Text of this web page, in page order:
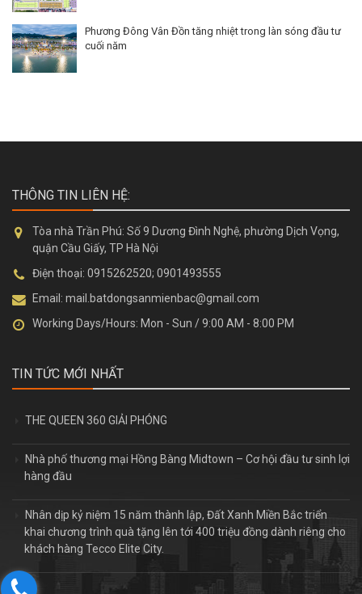
Phương Đông Vân Đồn tăng nhiệt trong làn sóng đầu tư
THÔNG TIN LIÊN HỆ:
Tòa nhà Trần Phú: Số 9 Dương Đình Nghệ, phường Dịch Vọng,
quận Cầu Giấy, TP Hà Nội
Điện thoại:
0915262520; 0901493555
mail.batdongsanmienbac@gmail.com
Working Days/Hours:
Mon - Sun / 9:00 AM - 8:00 PM
TIN TỨC MỚI NHẤT
THE QUEEN 360 GIẢI PHÓNG
Nhà phố thương mại Hồng Bàng Midtown – Cơ hội đầu tư sinh lợi
hàng đầu
Nhân dịp kỷ niệm 15 năm thành lập, Đất Xanh Miền Bắc triển
khai chương trình quà tặng lên tới 400 triệu đồng dành riêng cho
khách hàng Tecco Elite City.